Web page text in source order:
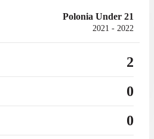
Polonia Under 21
2021 - 2022
2
0
0